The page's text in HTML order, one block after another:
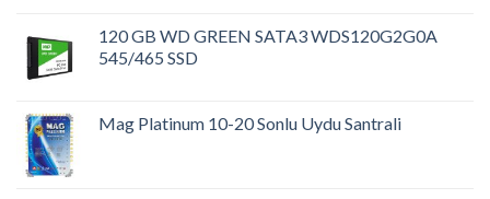
120 GB WD GREEN SATA3 WDS120G2G0A
545/465 SSD
Mag Platinum 10-20 Sonlu Uydu Santrali